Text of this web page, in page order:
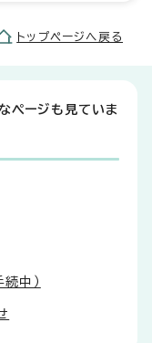
トップページへ戻る
ページも見ていま
中）